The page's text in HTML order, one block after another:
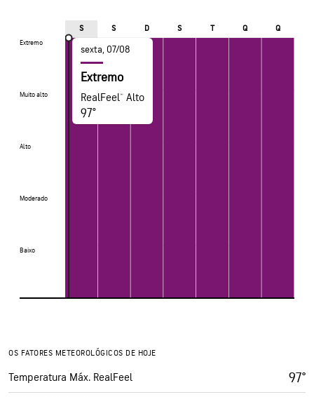
Extremo
Muito alto
Alto
Moderado
Baixo
S S D S T Q Q
Extremo
Muito alto
Alto
Moderado
Baixo
sexta, 07/08
Extremo
RealFeel® Alto
97°
OS FATORES METEOROLÓGICOS DE HOJE
Temperatura Máx. RealFeel 97°